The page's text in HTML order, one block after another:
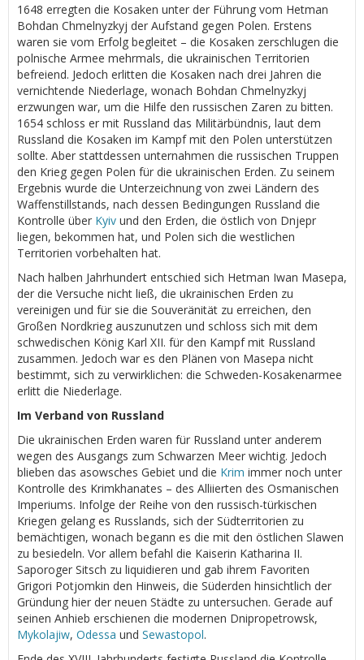
1648 erregten die Kosaken unter der Führung vom Hetman
Bohdan Chmelnyzkyj der Aufstand gegen Polen. Erstens
waren sie vom Erfolg begleitet – die Kosaken zerschlugen die
polnische Armee mehrmals, die ukrainischen Territorien
befreiend. Jedoch erlitten die Kosaken nach drei Jahren die
vernichtende Niederlage, wonach Bohdan Chmelnyzkyj
erzwungen war, um die Hilfe den russischen Zaren zu bitten.
1654 schloss er mit Russland das Militärbündnis, laut dem
Russland die Kosaken im Kampf mit den Polen unterstützen
sollte. Aber stattdessen unternahmen die russischen Truppen
den Krieg gegen Polen für die ukrainischen Erden. Zu seinem
Ergebnis wurde die Unterzeichnung von zwei Ländern des
Waffenstillstands, nach dessen Bedingungen Russland die
Kontrolle über Kyiv und den Erden, die östlich von Dnjepr
liegen, bekommen hat, und Polen sich die westlichen
Territorien vorbehalten hat.
Nach halben Jahrhundert entschied sich Hetman Iwan Masepa,
der die Versuche nicht ließ, die ukrainischen Erden zu
vereinigen und für sie die Souveränität zu erreichen, den
Großen Nordkrieg auszunutzen und schloss sich mit dem
schwedischen König Karl XII. für den Kampf mit Russland
zusammen. Jedoch war es den Plänen von Masepa nicht
bestimmt, sich zu verwirklichen: die Schweden-Kosakenarmee
erlitt die Niederlage.
Im Verband von Russland
Die ukrainischen Erden waren für Russland unter anderem
wegen des Ausgangs zum Schwarzen Meer wichtig. Jedoch
blieben das asowsches Gebiet und die Krim immer noch unter
Kontrolle des Krimkhanates – des Alliierten des Osmanischen
Imperiums. Infolge der Reihe von den russisch-türkischen
Kriegen gelang es Russlands, sich der Südterritorien zu
bemächtigen, wonach begann es die mit den östlichen Slawen
zu besiedeln. Vor allem befahl die Kaiserin Katharina II.
Saporoger Sitsch zu liquidieren und gab ihrem Favoriten
Grigori Potjomkin den Hinweis, die Süderden hinsichtlich der
Gründung hier der neuen Städte zu untersuchen. Gerade auf
seinen Anhieb erschienen die modernen Dnipropetrowsk,
Mykolajiw, Odessa und Sewastopol.